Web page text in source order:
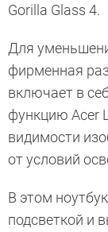
Gorilla Glass 4.
Для
фирменная
включает в
функцию Acer
видимости
от условий
В этом
подсветкой и